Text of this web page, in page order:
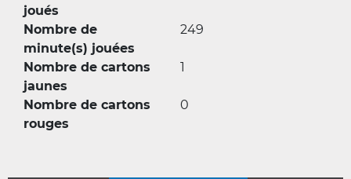
joués
Nombre de
minute(s) jouées
249
Nombre de cartons
jaunes
1
Nombre de cartons
rouges
0